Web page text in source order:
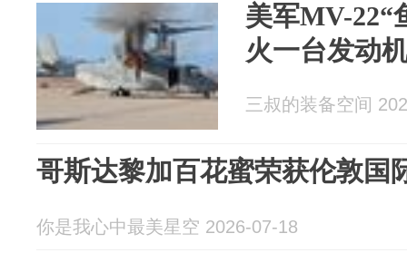
美军MV-22“
火一台发动
三叔的装备空间
哥斯达黎加百花蜜荣获伦敦国
你是我心中最美星空 2026-07-18